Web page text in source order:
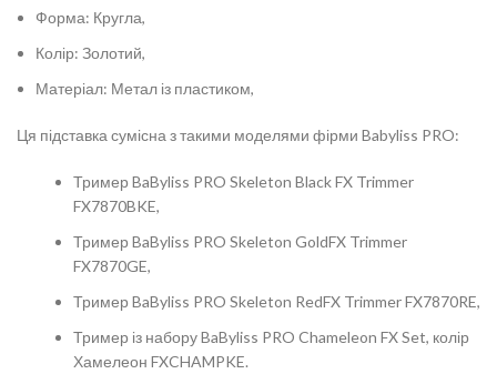
Форма: Кругла,
Колір: Золотий,
Матеріал: Метал із пластиком,
Ця підставка сумісна з такими моделями фірми Babyliss PRO:
Тример BaByliss PRO Skeleton Black FX Trimmer
FX7870BKE,
Тример BaByliss PRO Skeleton GoldFX Trimmer
FX7870GE,
Тример BaByliss PRO Skeleton RedFX Trimmer FX7870RE,
Тример із набору BaByliss PRO Chameleon FX Set, колір
Хамелеон FXCHAMPKE.